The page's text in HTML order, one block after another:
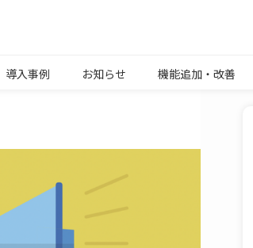
導入事例 お知らせ 機能追加・改善